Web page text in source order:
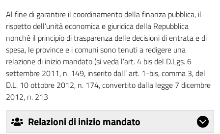
Al fine di garantire il coordinamento della finanza pubblica, il
rispetto dell’unità economica e giuridica della Repubblica
nonché il principio di trasparenza delle decisioni di entrata e di
spesa, le province e i comuni sono tenuti a redigere una
relazione di inizio mandato (si veda l’art. 4 bis del D.Lgs. 6
settembre 2011, n. 149, inserito dall’ art. 1-bis, comma 3, del
D.L. 10 ottobre 2012, n. 174, convertito dalla legge 7 dicembre
2012, n. 213
Relazioni di inizio mandato